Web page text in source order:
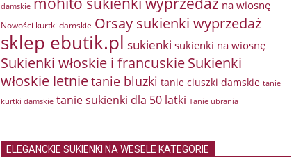
damskie
na wiosnę
Nowości kurtki damskie Orsay sukienki wyprzedaż
sklep ebutik.pl sukienki sukienki na wiosnę
Sukienki włoskie i francuskieSukienki
włoskie letnietanie bluzki tanie ciuszki damskie tanie
kurtki damskie tanie sukienki dla 50 latki Tanie ubrania
ELEGANCKIE SUKIENKI NA WESELE KATEGORIE